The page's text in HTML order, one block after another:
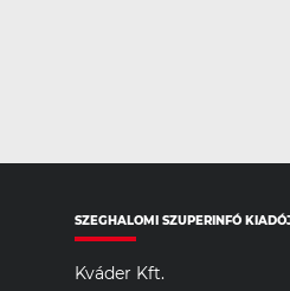
SZEGHALOMI SZUPERINFÓ
Kváder Kft.